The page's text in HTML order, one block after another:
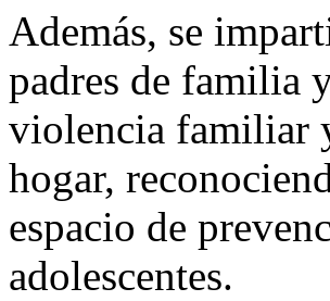
Además, se
padres de familia
violencia familiar
hogar,
espacio de
adolescentes.